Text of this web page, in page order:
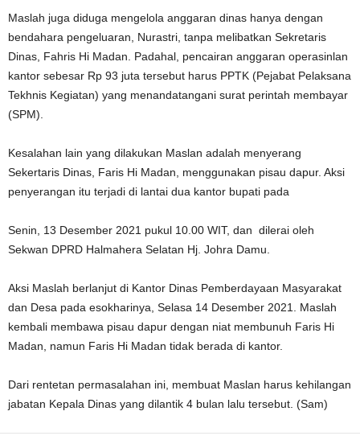
Maslah juga diduga mengelola anggaran dinas hanya dengan
bendahara pengeluaran, Nurastri, tanpa melibatkan Sekretaris
Dinas, Fahris Hi Madan. Padahal, pencairan anggaran operasinlan
kantor sebesar Rp 93 juta tersebut harus PPTK (Pejabat Pelaksana
Tekhnis Kegiatan) yang menandatangani surat perintah membayar
(SPM).
Kesalahan lain yang dilakukan Maslan adalah menyerang
Sekertaris Dinas, Faris Hi Madan, menggunakan pisau dapur. Aksi
penyerangan itu terjadi di lantai dua kantor bupati pada
Senin, 13 Desember 2021 pukul 10.00 WIT, dan dilerai oleh
Sekwan DPRD Halmahera Selatan Hj. Johra Damu.
Aksi Maslah berlanjut di Kantor Dinas Pemberdayaan Masyarakat
dan Desa pada esokharinya, Selasa 14 Desember 2021. Maslah
kembali membawa pisau dapur dengan niat membunuh Faris Hi
Madan, namun Faris Hi Madan tidak berada di kantor.
Dari rentetan permasalahan ini, membuat Maslan harus kehilangan
jabatan Kepala Dinas yang dilantik 4 bulan lalu tersebut. (Sam)